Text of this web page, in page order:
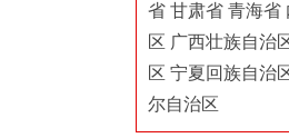
省 甘肃省 青海省
区 广西壮族自治
区 宁夏回族自治
尔自治区